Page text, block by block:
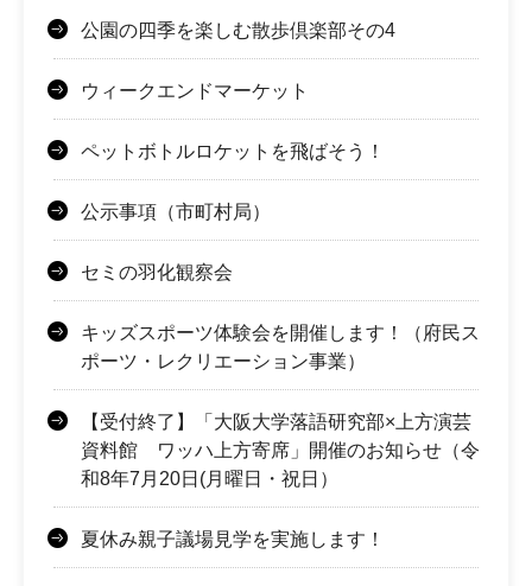
公園の四季を楽しむ散歩倶楽部その4
ウィークエンドマーケット
ペットボトルロケットを飛ばそう！
公示事項（市町村局）
セミの羽化観察会
キッズスポーツ体験会を開催します！（府民ス
ポーツ・レクリエーション事業）
【受付終了】「大阪大学落語研究部×上方演芸
資料館 ワッハ上方寄席」開催のお知らせ（令
和8年7月20日(月曜日・祝日）
夏休み親子議場見学を実施します！